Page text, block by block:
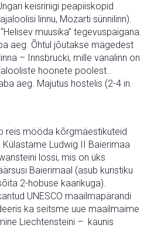
keisririigi peapiiskopid
linnu, Mozarti sünnilinn).
muusika” tegevuspaigana.
aeg. Õhtul jõutakse mägedest
– Innsbrucki, mille vanalinn on
hoonete poolest..
aeg. Majutus hostelis (2-4 in.
reis mööda kõrgmäestikuteid
Ludwig II Baierimaa
lossi, mis on üks
Baierimaal (asub kuristiku
2-hobuse kaarikuga).
UNESCO maailmapärandi
ka seitsme uue maailmaime
Liechtensteini – kaunis